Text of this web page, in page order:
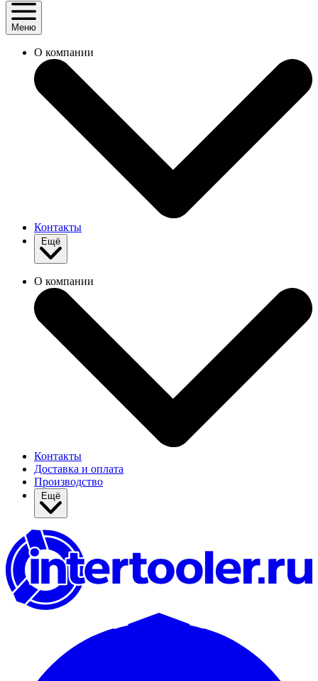
Меню
О компании
Контакты
О компании
Контакты
Доставка и оплата
Производство